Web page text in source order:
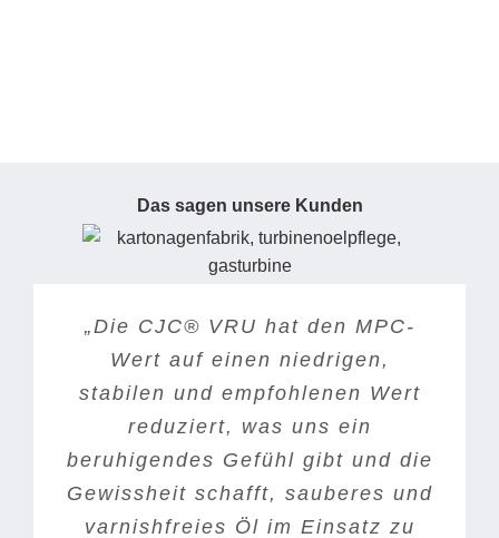
Das sagen unsere Kunden
„Die CJC® VRU hat den MPC-
Wert auf einen niedrigen,
stabilen und empfohlenen Wert
reduziert, was uns ein
beruhigendes Gefühl gibt und die
Gewissheit schafft, sauberes und
varnishfreies Öl im Einsatz zu
„Vor der Installation des CJC®
Gasturbinenfilters hatten wir bei
fast jedem Start Probleme mit
den Ventilen für die
Gasregulierung. Wir haben
andere Filtersysteme zur
Varnish-Eliminierung ausprobiert,
„Neben der guten Beratung, die
wir immer erhalten haben,
schätze ich vor allem die hohe
Effizienz und kurzfristige
Wirksamkeit der Behandlung (6
Monate), die es uns ermöglicht,
die Lebensdauer des Öls zu